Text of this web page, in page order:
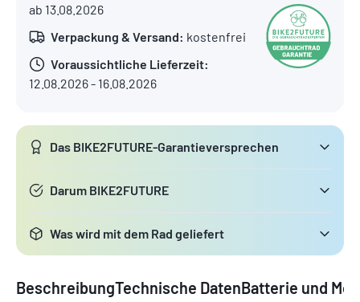
ab 13.08.2026
Verpackung & Versand: kostenfrei
Voraussichtliche Lieferzeit:
12.08.2026 - 16.08.2026
Das BIKE2FUTURE-Garantieversprechen
Darum BIKE2FUTURE
Was wird mit dem Rad geliefert
BeschreibungTechnische DatenBatterie und